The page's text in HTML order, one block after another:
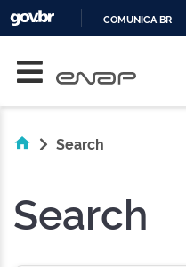
COMUNICA BR
Search
Search